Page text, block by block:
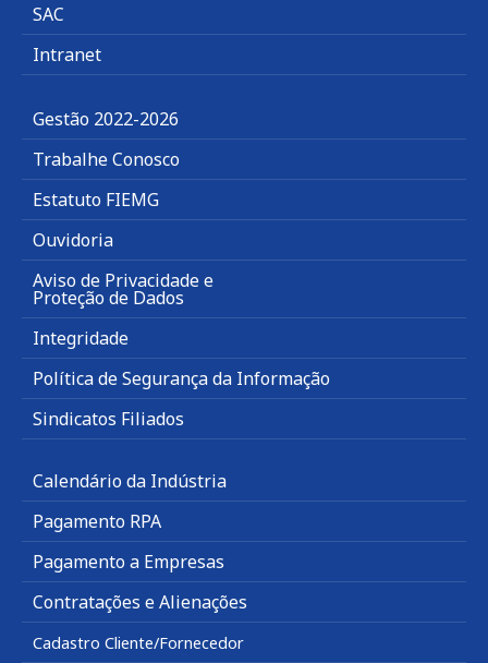
SAC
Intranet
Gestão 2022-2026
Trabalhe Conosco
Estatuto FIEMG
Ouvidoria
Aviso de Privacidade e
Proteção de Dados
Integridade
Política de Segurança da Informação
Sindicatos Filiados
Calendário da Indústria
Pagamento RPA
Pagamento a Empresas
Contratações e Alienações
Cadastro Cliente/Fornecedor